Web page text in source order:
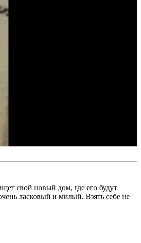
свой новый дом, где его будут
ласковый и милый. Взять себе не